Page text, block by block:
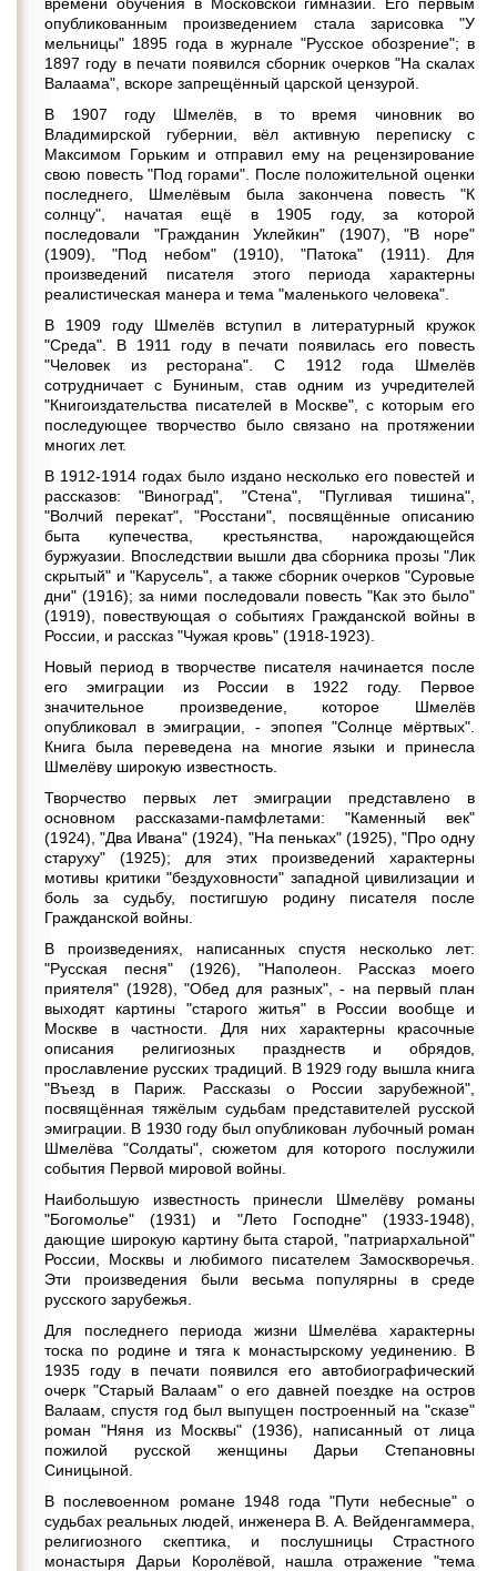
опубликованным произведением стала зарисовка "У
мельницы" 1895 года в журнале "Русское обозрение"; в
1897 году в печати появился сборник очерков "На скалах
Валаама", вскоре запрещённый царской цензурой.
В 1907 году Шмелёв, в то время чиновник во
Владимирской губернии, вёл активную переписку с
Максимом Горьким и отправил ему на рецензирование
свою повесть "Под горами". После положительной оценки
последнего, Шмелёвым была закончена повесть "К
солнцу", начатая ещё в 1905 году, за которой
последовали "Гражданин Уклейкин" (1907), "В норе"
(1909), "Под небом" (1910), "Патока" (1911). Для
произведений писателя этого периода характерны
реалистическая манера и тема "маленького человека".
В 1909 году Шмелёв вступил в литературный кружок
"Среда". В 1911 году в печати появилась его повесть
"Человек из ресторана". С 1912 года Шмелёв
сотрудничает с Буниным, став одним из учредителей
"Книгоиздательства писателей в Москве", с которым его
последующее творчество было связано на протяжении
многих лет.
В 1912-1914 годах было издано несколько его повестей и
рассказов: "Виноград", "Стена", "Пугливая тишина",
"Волчий перекат", "Росстани", посвящённые описанию
быта купечества, крестьянства, нарождающейся
буржуазии. Впоследствии вышли два сборника прозы "Лик
скрытый" и "Карусель", а также сборник очерков "Суровые
дни" (1916); за ними последовали повесть "Как это было"
(1919), повествующая о событиях Гражданской войны в
России, и рассказ "Чужая кровь" (1918-1923).
Новый период в творчестве писателя начинается после
его эмиграции из России в 1922 году. Первое
значительное произведение, которое Шмелёв
опубликовал в эмиграции, - эпопея "Солнце мёртвых".
Книга была переведена на многие языки и принесла
Шмелёву широкую известность.
Творчество первых лет эмиграции представлено в
основном рассказами-памфлетами: "Каменный век"
(1924), "Два Ивана" (1924), "На пеньках" (1925), "Про одну
старуху" (1925); для этих произведений характерны
мотивы критики "бездуховности" западной цивилизации и
боль за судьбу, постигшую родину писателя после
Гражданской войны.
В произведениях, написанных спустя несколько лет:
"Русская песня" (1926), "Наполеон. Рассказ моего
приятеля" (1928), "Обед для разных", - на первый план
выходят картины "старого житья" в России вообще и
Москве в частности. Для них характерны красочные
описания религиозных празднеств и обрядов,
прославление русских традиций. В 1929 году вышла книга
"Въезд в Париж. Рассказы о России зарубежной",
посвящённая тяжёлым судьбам представителей русской
эмиграции. В 1930 году был опубликован лубочный роман
Шмелёва "Солдаты", сюжетом для которого послужили
события Первой мировой войны.
Наибольшую известность принесли Шмелёву романы
"Богомолье" (1931) и "Лето Господне" (1933-1948),
дающие широкую картину быта старой, "патриархальной"
России, Москвы и любимого писателем Замоскворечья.
Эти произведения были весьма популярны в среде
русского зарубежья.
Для последнего периода жизни Шмелёва характерны
тоска по родине и тяга к монастырскому уединению. В
1935 году в печати появился его автобиографический
очерк "Старый Валаам" о его давней поездке на остров
Валаам, спустя год был выпущен построенный на "сказе"
роман "Няня из Москвы" (1936), написанный от лица
пожилой русской женщины Дарьи Степановны
Синицыной.
В послевоенном романе 1948 года "Пути небесные" о
судьбах реальных людей, инженера В. А. Вейденгаммера,
религиозного скептика, и послушницы Страстного
монастыря Дарьи Королёвой, нашла отражение "тема